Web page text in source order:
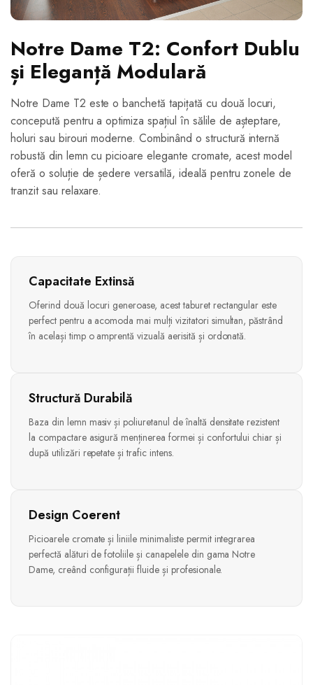
Notre Dame T2: Confort Dublu
și Eleganță Modulară
Notre Dame T2 este o banchetă tapițată cu două locuri,
concepută pentru a optimiza spațiul în sălile de așteptare,
holuri sau birouri moderne. Combinând o structură internă
robustă din lemn cu picioare elegante cromate, acest model
oferă o soluție de ședere versatilă, ideală pentru zonele de
tranzit sau relaxare.
Capacitate Extinsă
Oferind două locuri generoase, acest taburet rectangular este
perfect pentru a acomoda mai mulți vizitatori simultan, păstrând
în același timp o amprentă vizuală aerisită și ordonată.
Structură Durabilă
Baza din lemn masiv și poliuretanul de înaltă densitate rezistent
la compactare asigură menținerea formei și confortului chiar și
după utilizări repetate și trafic intens.
Design Coerent
Picioarele cromate și liniile minimaliste permit integrarea
perfectă alături de fotoliile și canapelele din gama Notre
Dame, creând configurații fluide și profesionale.